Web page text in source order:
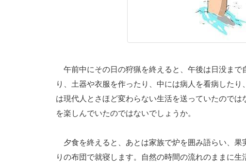
午前中にその日の狩猟を終えると、午後は日没まで
り、土器や衣服を作ったり、中には病人を看病した
は現代人とさほど変わらない生活を送っていたので
を楽しんでいたのではないでしょうか。
夕食を終えると、あとは家族で炉を囲み語らい、果
りの布団で就寝します。自然の時間の流れのままに生